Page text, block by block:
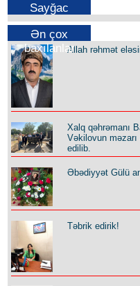
Sayğac
Ən çox
baxılanlarAllah rəhmət
Xalq qəhrəmanı
Vəkilovun
edilib.
Əbədiyyət Gülü
Təbrik edirik!